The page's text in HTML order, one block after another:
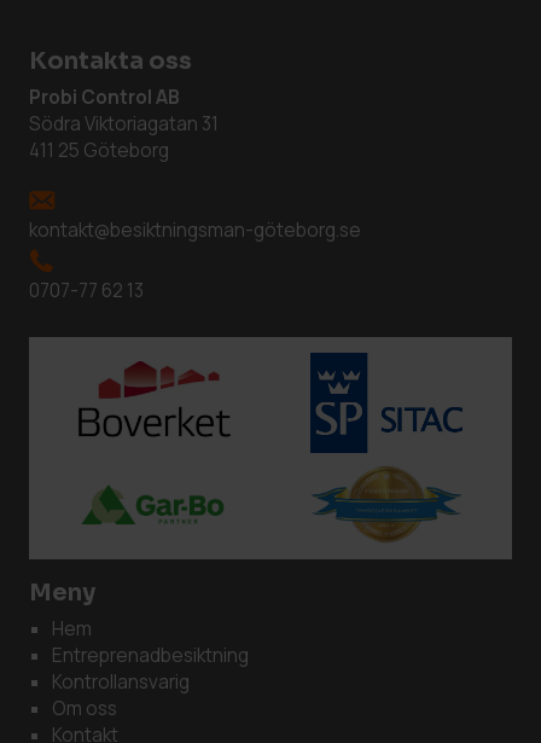
Kontakta oss
Probi Control AB
Södra Viktoriagatan 31
411 25 Göteborg
kontakt@besiktningsman-göteborg.se
0707-77 62 13
Meny
Hem
Entreprenadbesiktning
Kontrollansvarig
Om oss
Kontakt